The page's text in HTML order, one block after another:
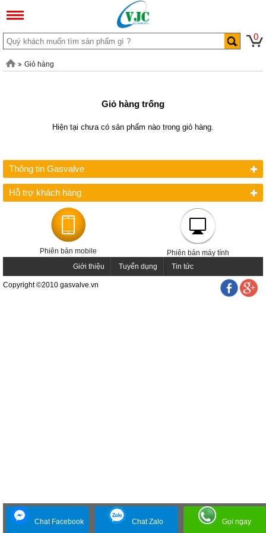
0
Giỏ hàng
Giỏ hàng trống
Hiện tại chưa có sản phẩm nào trong giỏ hàng.
Thông tin Gasvalve
Hỗ trợ khách hàng
Phiên bản mobile
Phiên bản máy tính
Giới thiệu
Tuyển dụng Tin tức
Copyright ©2010 gasvalve.vn
Chat Facebook Gọi ngay
Chat Zalo